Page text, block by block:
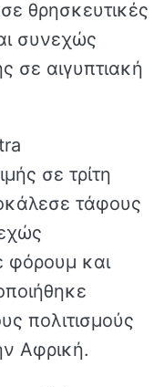
θρησκευτικές
συνεχώς
σε αιγυπτιακή
σε τρίτη
τάφους
φόρουμ και
πολιτισμούς
Αφρική.